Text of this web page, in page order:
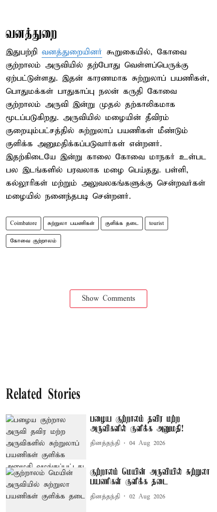
வனத்துறை
இதுபற்றி வனத்துறையினர் கூறுகையில், கோவை
குற்றாலம் அருவியில் தற்போது வெள்ளப்பெருக்கு
ஏற்பட்டுள்ளது. இதன் காரணமாக சுற்றுலாப் பயணிகள்,
பொதுமக்கள் பாதுகாப்பு நலன் கருதி கோவை
குற்றாலம் அருவி இன்று முதல் தற்காலிகமாக
மூடப்படுகிறது. அருவியில் மழையின் தீவிரம்
குறையும்பட்சத்தில் சுற்றுலாப் பயணிகள் மீண்டும்
குளிக்க அனுமதிக்கப்படுவார்கள் என்றனர்.
இதற்கிடையே இன்று காலை கோவை மாநகர் உள்பட
பல இடங்களில் பரவலாக மழை பெய்தது. பள்ளி,
கல்லூரிகள் மற்றும் அலுவலகங்களுக்கு சென்றவர்கள்
மழையில் நனைந்தபடி சென்றனர்.
Coimbatore சுற்றுலா பயணிகள் குளிக்க தடை tourist
கோவை குற்றாலம்
Show Comments
Related Stories
பழைய குற்றாலம் தவிர மற்ற
அருவிகளில் குளிக்க அனுமதி!
தினத்தந்தி 04 Aug 2026
குற்றாலம் மெயின் அருவியில் சுற்றுலா
பயணிகள் குளிக்க தடை
தினத்தந்தி 02 Aug 2026